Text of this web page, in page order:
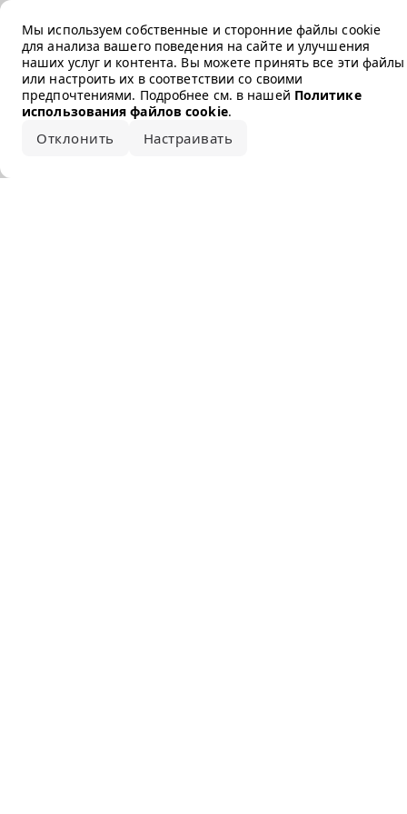
Мы используем собственные и сторонние файлы cookie
для анализа вашего поведения на сайте и улучшения
наших услуг и контента. Вы можете принять все эти файлы
или настроить их в соответствии со своими
предпочтениями. Подробнее см. в нашей Политике
использования файлов cookie.
Отклонить Настраивать
Error loading the brand